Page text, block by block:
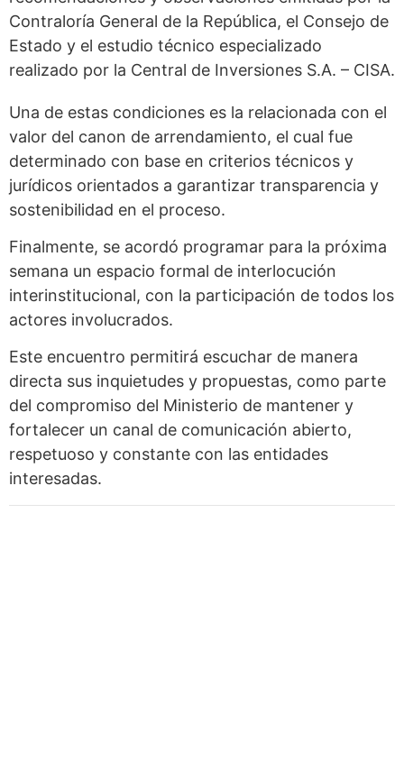
Contraloría General de la República, el Consejo de
Estado y el estudio técnico especializado
realizado por la Central de Inversiones S.A. – CISA.
Una de estas condiciones es la relacionada con el
valor del canon de arrendamiento, el cual fue
determinado con base en criterios técnicos y
jurídicos orientados a garantizar transparencia y
sostenibilidad en el proceso.
Finalmente, se acordó programar para la próxima
semana un espacio formal de interlocución
interinstitucional, con la participación de todos los
actores involucrados.
Este encuentro permitirá escuchar de manera
directa sus inquietudes y propuestas, como parte
del compromiso del Ministerio de mantener y
fortalecer un canal de comunicación abierto,
respetuoso y constante con las entidades
interesadas.